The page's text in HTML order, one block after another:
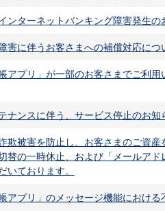
ンターネットバンキング障害発生
害に伴うお客さまへの補償対応に
アプリ」が一部のお客さまでご利
ナンスに伴う、サービス停止のお
欺被害を防止し、お客さまのご資
替の一時休止、および「メールア
いております。
アプリ」のメッセージ機能におけ